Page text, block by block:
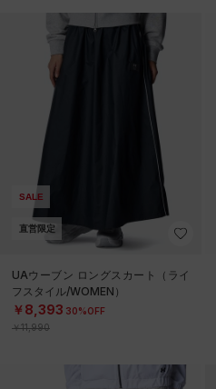
SALE
直営限定
UAウーブン ロングスカート（ライ
フスタイル/WOMEN）
￥8,393 30%OFF
￥11,990